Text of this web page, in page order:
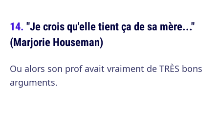
"Je crois qu'elle tient ça de sa mère..."
(Marjorie Houseman)
Ou alors son prof avait vraiment de TRÈS bons
arguments.